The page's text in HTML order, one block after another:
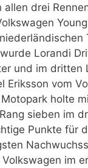
allen drei
Lorandi
und im dritten
Eriksson vom
holte
sieben im
Punkte für
im